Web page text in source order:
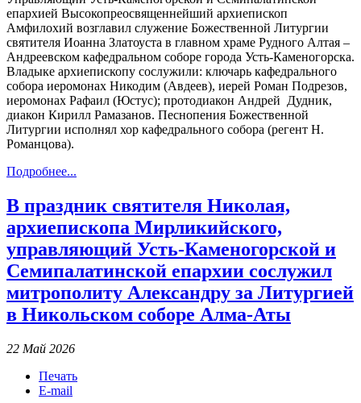
епархией Высокопреосвященнейший архиепископ
Амфилохий возглавил служение Божественной Литургии
святителя Иоанна Златоуста в главном храме Рудного Алтая –
Андреевском кафедральном соборе города Усть-Каменогорска.
Владыке архиепископу сослужили: ключарь кафедрального
собора иеромонах Никодим (Авдеев), иерей Роман Подрезов,
иеромонах Рафаил (Юстус); протодиакон Андрей Дудник,
диакон Кирилл Рамазанов. Песнопения Божественной
Литургии исполнял хор кафедрального собора (регент Н.
Романцова).
Подробнее...
В праздник святителя Николая,
архиепископа Мирликийского,
управляющий Усть-Каменогорской и
Семипалатинской епархии сослужил
митрополиту Александру за Литургией
в Никольском соборе Алма-Аты
22 Май 2026
Печать
E-mail